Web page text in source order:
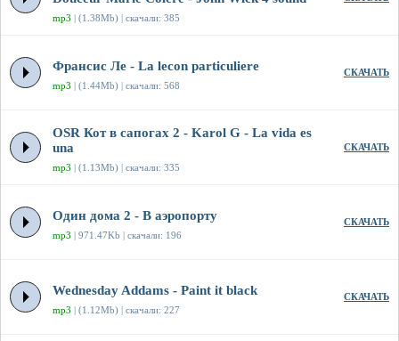
mp3 | (1.38Mb) | скачали: 385
Франсис Ле - La lecon particuliere
mp3 | (1.44Mb) | скачали: 568
СКАЧАТЬ
OSR Кот в сапогах 2 - Karol G - La vida es
una
mp3 | (1.13Mb) | скачали: 335
СКАЧАТЬ
Один дома 2 - В аэропорту
mp3 | 971.47Kb | скачали: 196
СКАЧАТЬ
Wednesday Addams - Paint it black
mp3 | (1.12Mb) | скачали: 227
СКАЧАТЬ